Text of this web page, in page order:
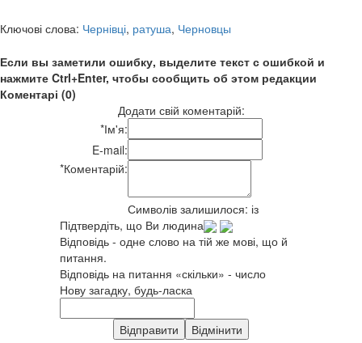
Ключові слова: Чернівці, ратуша, Черновцы
Если вы заметили ошибку, выделите текст с ошибкой и
нажмите Ctrl+Enter, чтобы сообщить об этом редакции
Коментарі (0)
Додати свій коментарій:
*Ім'я:
E-mail:
*Коментарій:
Символів залишилося: із
Підтвердіть, що Ви людина
Відповідь - одне слово на тій же мові, що й
питання.
Відповідь на питання «скільки» - число
Нову загадку, будь-ласка